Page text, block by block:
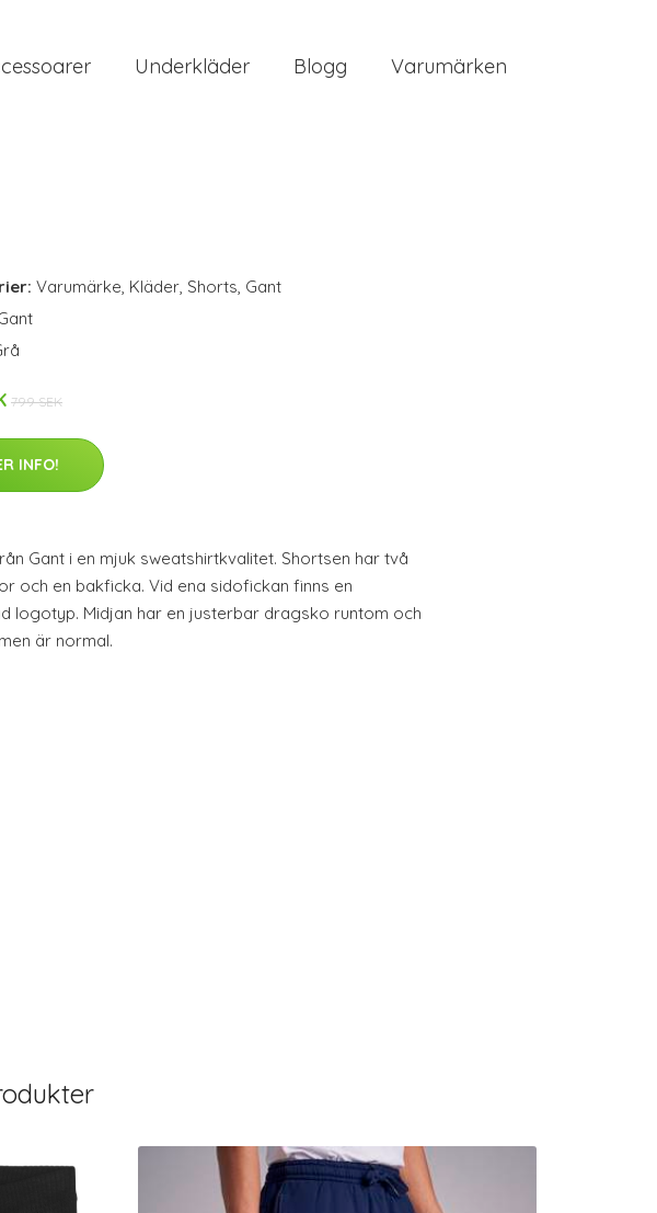
Underkläder Blogg Varumärken
Varumärke, Kläder, Shorts, Gant
799 SEK
INFO!
Gant i en mjuk sweatshirtkvalitet. Shortsen har två
och en bakficka. Vid ena sidofickan finns en
logotyp. Midjan har en justerbar dragsko runtom och
är normal.